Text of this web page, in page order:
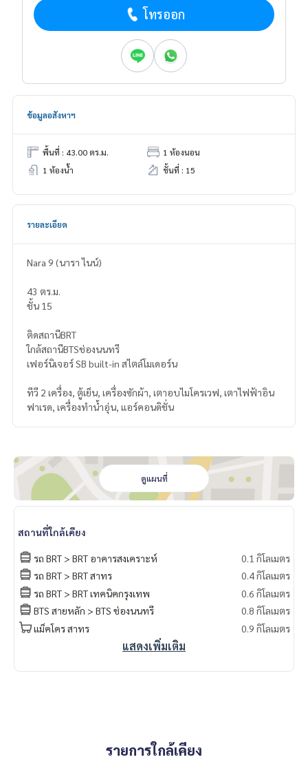
โทรออก
ข้อมูลอสังหาฯ
พื้นที่ : 43.00 ตร.ม.
1 ห้องนอน
1 ห้องน้ำ
ชั้นที่ : 15
รายละเอียด
Nara 9 (นารา ไนน์)
43 ตร.ม.
ชั้น 15
ติดสถานีBRT
ใกล้สถานีBTSช่องนนทรี
เฟอร์นิเจอร์ SB built-in สไตล์โมเดอร์น
ทีวี 2 เครื่อง, ตู้เย็น, เครื่องซักผ้า, เตาอบไมโครเวฟ, เตาไฟฟ้าอิน
ฟาเรด, เครื่องทำน้ำอุ่น, แอร์คอนดิชั่น
ดูแผนที่
สถานที่ใกล้เคียง
รถ BRT > BRT อาคารสงเคราะห์
0.1 กิโลเมตร
รถ BRT > BRT สาทร
0.4 กิโลเมตร
รถ BRT > BRT เทคนิคกรุงเทพ
0.6 กิโลเมตร
BTS สายหลัก > BTS ช่องนนทรี
0.8 กิโลเมตร
แม็คโคร สาทร
0.9 กิโลเมตร
แสดงเพิ่มเติม
รายการใกล้เคียง